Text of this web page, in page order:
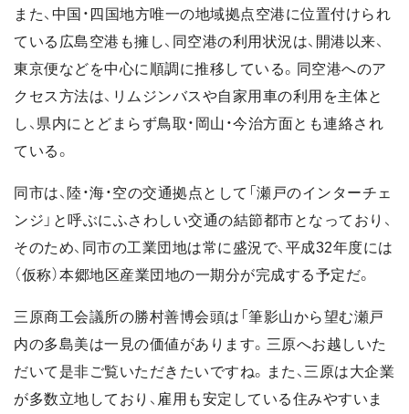
また、中国・四国地方唯一の地域拠点空港に位置付けられ
ている広島空港も擁し、同空港の利用状況は、開港以来、
東京便などを中心に順調に推移している。同空港へのア
クセス方法は、リムジンバスや自家用車の利用を主体と
し、県内にとどまらず鳥取・岡山・今治方面とも連絡され
ている。
同市は、陸・海・空の交通拠点として「瀬戸のインターチェ
ンジ」と呼ぶにふさわしい交通の結節都市となっており、
そのため、同市の工業団地は常に盛況で、平成32年度には
（仮称）本郷地区産業団地の一期分が完成する予定だ。
三原商工会議所の勝村善博会頭は「筆影山から望む瀬戸
内の多島美は一見の価値があります。三原へお越しいた
だいて是非ご覧いただきたいですね。また、三原は大企業
が多数立地しており、雇用も安定している住みやすいま